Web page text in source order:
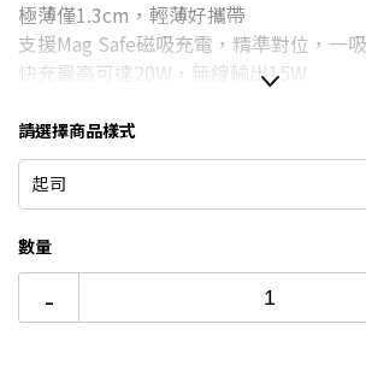
12期
24期 $82
行動電源怎麼挑→點我看達人教你買
極薄僅1.3cm，輕薄好攜帶
支援Mag Safe磁吸充電，精準對位，一
快充最高可達20W，無線輸出15W
通過3C、BSMI、NCC安全認證
請選擇商品樣式
起司
數量
-